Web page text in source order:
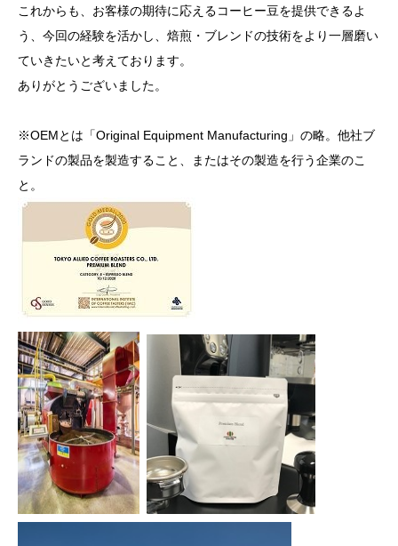
これからも、お客様の期待に応えるコーヒー豆を提供できるよ
う、今回の経験を活かし、焙煎・ブレンドの技術をより一層磨い
ていきたいと考えております。
ありがとうございました。
※OEMとは「Original Equipment Manufacturing」の略。他社ブ
ランドの製品を製造すること、またはその製造を行う企業のこ
と。